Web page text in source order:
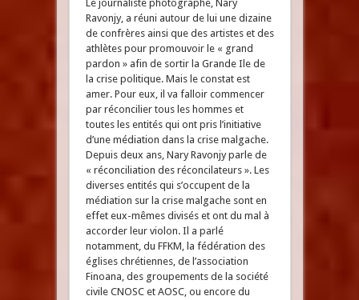
Le journaliste photographe, Nary
Ravonjy, a réuni autour de lui une dizaine
de confrères ainsi que des artistes et des
athlètes pour promouvoir le « grand
pardon » afin de sortir la Grande Ile de
la crise politique. Mais le constat est
amer. Pour eux, il va falloir commencer
par réconcilier tous les hommes et
toutes les entités qui ont pris l’initiative
d’une médiation dans la crise malgache.
Depuis deux ans, Nary Ravonjy parle de
« réconciliation des réconcilateurs ». Les
diverses entités qui s’occupent de la
médiation sur la crise malgache sont en
effet eux-mêmes divisés et ont du mal à
accorder leur violon. Il a parlé
notamment, du FFKM, la fédération des
églises chrétiennes, de l’association
Finoana, des groupements de la société
civile CNOSC et AOSC, ou encore du